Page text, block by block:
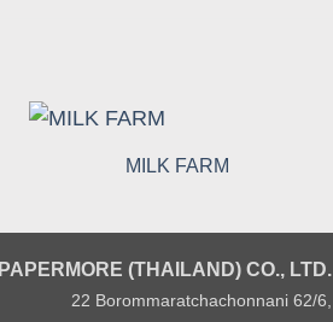
MILK FARM
PAPERMORE (THAILAND) CO., LTD.
22 Borommaratchachonnani 62/6,